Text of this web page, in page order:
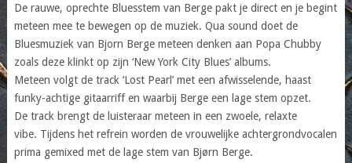
De rauwe, oprechte Bluesstem van Berge pakt je direct en je begint
meteen mee te bewegen op de muziek. Qua sound doet de
Bluesmuziek van Bjorn Berge meteen denken aan Popa Chubby
zoals deze klinkt op zijn ‘New York City Blues’ albums.
Meteen volgt de track ‘Lost Pearl’ met een afwisselende, haast
funky-achtige gitaarriff en waarbij Berge een lage stem opzet.
De track brengt de luisteraar meteen in een zwoele, relaxte
vibe. Tijdens het refrein worden de vrouwelijke achtergrondvocalen
prima gemixed met de lage stem van Bjørn Berge.